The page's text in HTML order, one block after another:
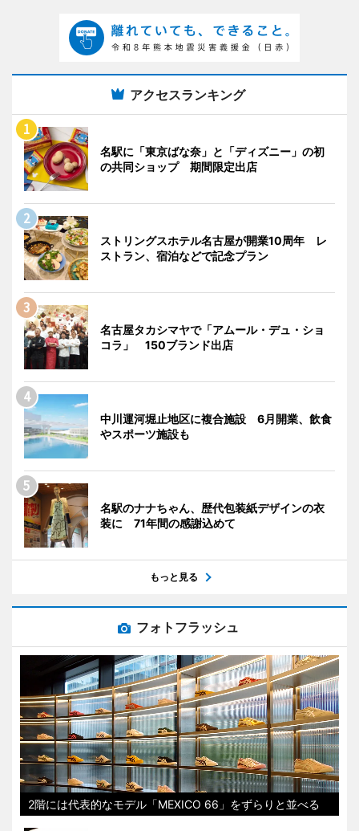
アクセスランキング
名駅に「東京ばな奈」と「ディズニー」の初
の共同ショップ 期間限定出店
ストリングスホテル名古屋が開業10周年 レ
ストラン、宿泊などで記念プラン
名古屋タカシマヤで「アムール・デュ・ショ
コラ」 150ブランド出店
中川運河堀止地区に複合施設 6月開業、飲食
やスポーツ施設も
名駅のナナちゃん、歴代包装紙デザインの衣
装に 71年間の感謝込めて
もっと見る
フォトフラッシュ
2階には代表的なモデル「MEXICO 66」をずらりと並べる